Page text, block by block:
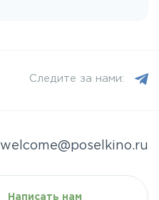
Следите за нами:
welcome@poselkino.ru
Написать нам